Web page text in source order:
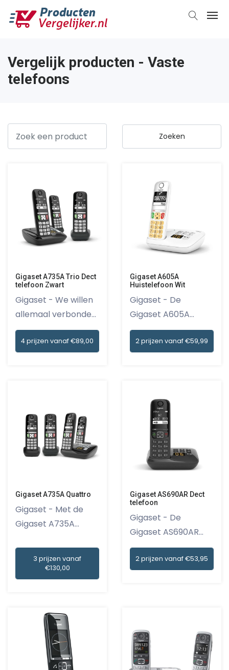
Vergelijk producten - Vaste
telefoons
Gigaset A735A Trio Dect
telefoon Zwart
Gigaset - We willen
allemaal verbonden
blij...
4 prijzen vanaf €89,00
Gigaset A605A
Huistelefoon Wit
Gigaset - De
Gigaset A605A
huistelefoon in...
2 prijzen vanaf €59,99
Gigaset A735A Quattro
Gigaset - Met de
Gigaset A735A
3 prijzen vanaf
€130,00
Gigaset AS690AR Dect
telefoon
Gigaset - De
Gigaset AS690AR
Dect telefoon...
2 prijzen vanaf €53,95